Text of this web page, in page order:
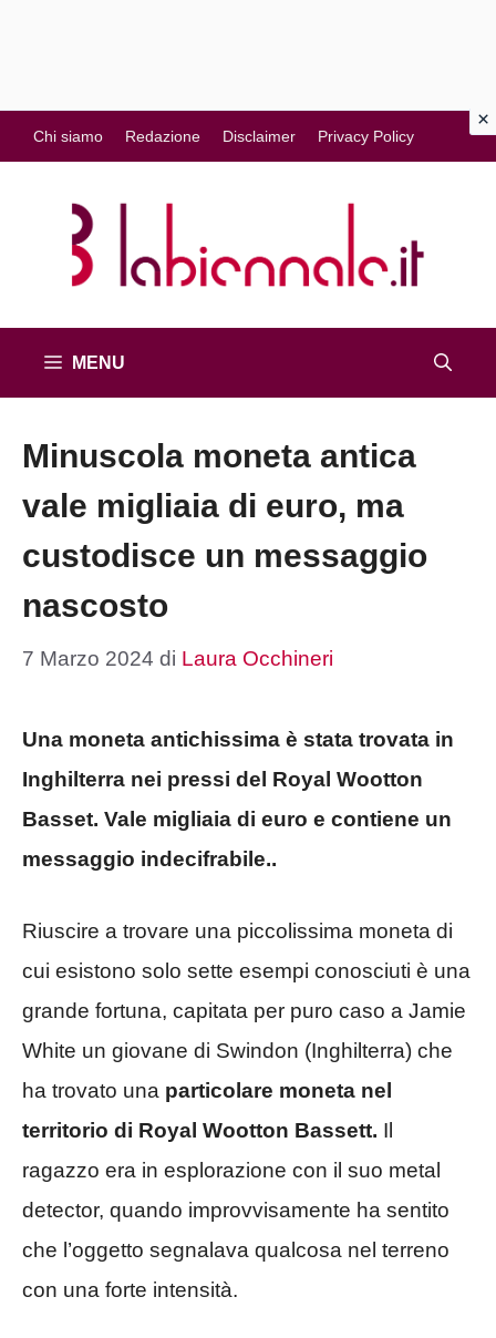
al
contenuto
Chi siamo Redazione Disclaimer Privacy Policy
MENU
Minuscola moneta antica
vale migliaia di euro, ma
custodisce un messaggio
nascosto
7 Marzo 2024 di Laura Occhineri
Una moneta antichissima è stata trovata in
Inghilterra nei pressi del Royal Wootton
Basset. Vale migliaia di euro e contiene un
messaggio indecifrabile..
Riuscire a trovare una piccolissima moneta di
cui esistono solo sette esempi conosciuti è una
grande fortuna, capitata per puro caso a Jamie
White un giovane di Swindon (Inghilterra) che
ha trovato una particolare moneta nel
territorio di Royal Wootton Bassett. Il
ragazzo era in esplorazione con il suo metal
detector, quando improvvisamente ha sentito
che l’oggetto segnalava qualcosa nel terreno
con una forte intensità.